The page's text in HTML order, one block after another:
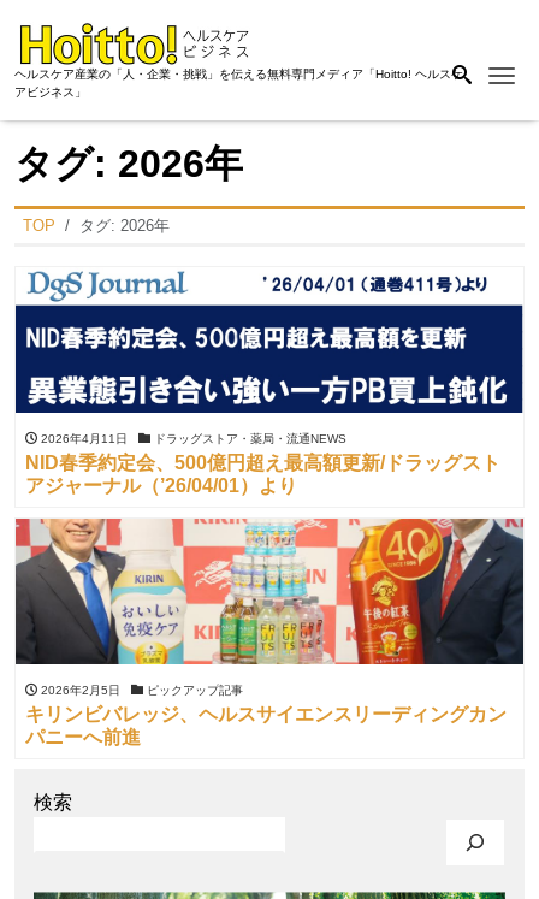
ヘルスケア産業の「人・企業・挑戦」を伝える無料専門メディア「Hoitto! ヘルスケ
アビジネス」
タグ: 2026年
TOP タグ: 2026年
2026年4月11日 ドラッグストア・薬局・流通NEWS
NID春季約定会、500億円超え最高額更新/ドラッグスト
アジャーナル（’26/04/01）より
2026年2月5日 ピックアップ記事
キリンビバレッジ、ヘルスサイエンスリーディングカン
パニーへ前進
検索